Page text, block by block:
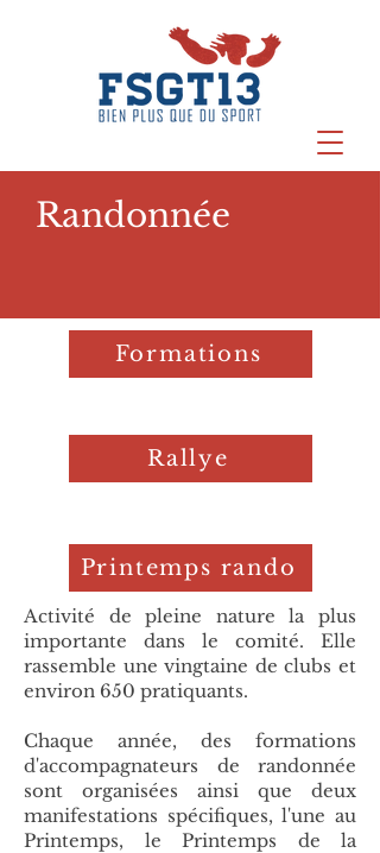
Randonnée
Formations
Rallye
Printemps rando
Activité de pleine nature la plus
importante dans le comité. Elle
rassemble une vingtaine de clubs et
environ 650 pratiquants.
Chaque année, des formations
d'accompagnateurs de randonnée
sont organisées ainsi que deux
manifestations spécifiques, l'une au
Printemps, le Printemps de la